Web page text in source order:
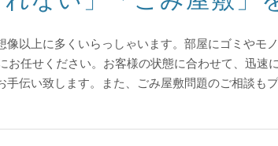
像以上に多くいらっしゃいます。部屋にゴミやモ
任せください。お客様の状態に合わせて、迅速
伝い致します。また、ごみ屋敷問題のご相談も